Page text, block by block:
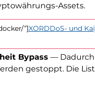
Assets.
”]XORDDoS- und
Bypass —
gestoppt. Die